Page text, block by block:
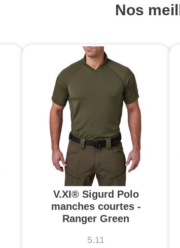
Nos
V.XI® Sigurd Polo
manches courtes -
Ranger Green
5.11